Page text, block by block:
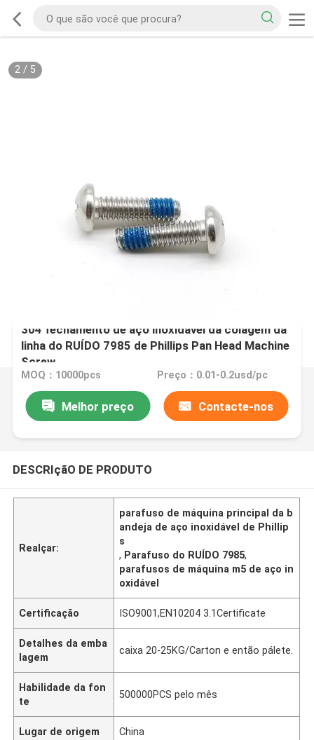
2/ 5
304 fechamento de aço inoxidável da colagem da
linha do RUÍDO 7985 de Phillips Pan Head Machine
Screw
MOQ：10000pcs Preço：0.01-0.2usd/pc
Melhor preço Contacte-nos
DESCRIçãO DE PRODUTO
Realçar:
parafuso de máquina principal da b
andeja de aço inoxidável de Phillip
s
, Parafuso do RUÍDO 7985,
parafusos de máquina m5 de aço in
oxidável
Certificação ISO9001,EN10204 3.1Certificate
Detalhes da emba
lagem
caixa 20-25KG/Carton e então pálete.
Habilidade da fon
te
500000PCS pelo mês
Lugar de origem China